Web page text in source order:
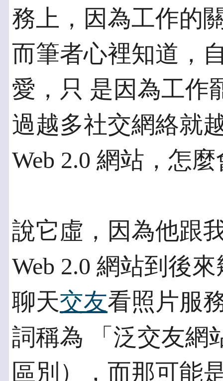
務上，因為工作的
而筆者心裡知道，
愛，只 是因為工作
過越多社交網絡就
Web 2.0 網站，怎
說它虛，因為他跟
Web 2.0 網站到後
聊天交友看照片服
詞稱為 「泛交友網
區別），而那可能